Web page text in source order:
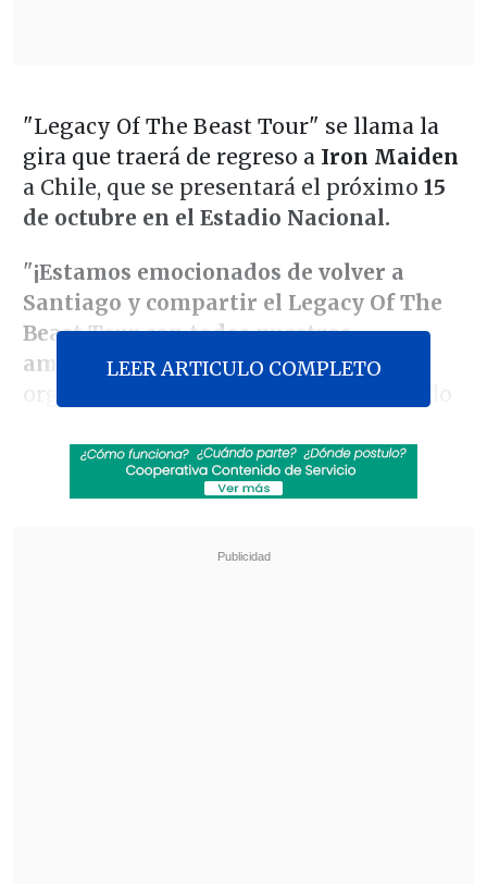
"Legacy Of The Beast Tour" se llama la
gira que traerá de regreso a Iron Maiden
a Chile, que se presentará el próximo 15
de octubre en el Estadio Nacional.
"¡Estamos emocionados de volver a
Santiago y compartir el Legacy Of The
Beast Tour con todos nuestros
amigos allí!Estamos inmensamente
orgullosos de este show y hemos tenido
muchos fanáticos que vinieron a vernos
a Europa a principios de este año. La
móvil, 'The legacy of the beast', que
LEER ARTICULO COMPLETO